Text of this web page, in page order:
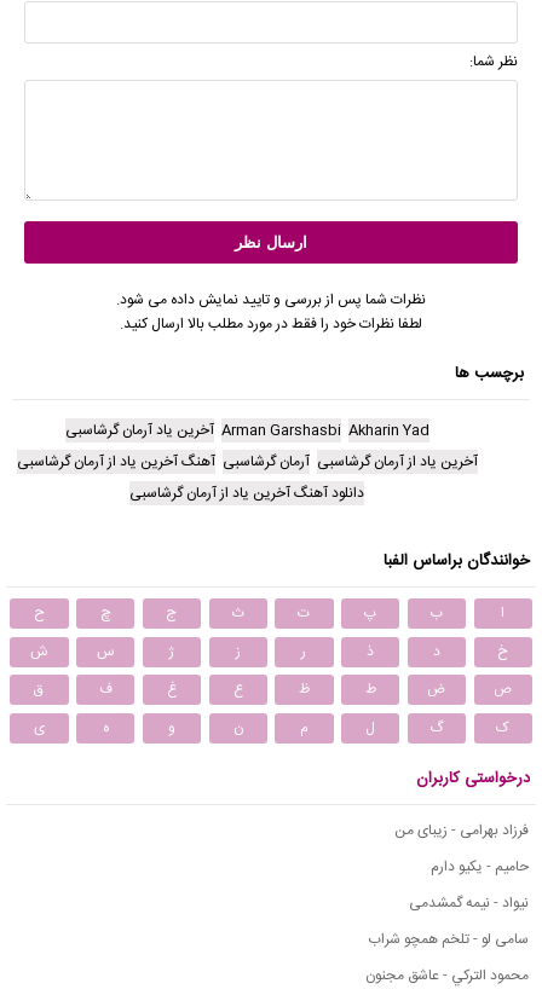
نظر شما:
نظرات شما پس از بررسی و تایید نمایش داده می شود.
لطفا نظرات خود را فقط در مورد مطلب بالا ارسال کنید.
برچسب ها
Akharin Yad
Arman Garshasbi آخرین یاد آرمان گرشاسبی
آخرین یاد از آرمان گرشاسبی آرمان گرشاسبی آهنگ آخرین یاد از آرمان گرشاسبی
دانلود آهنگ آخرین یاد از آرمان گرشاسبی
خوانندگان براساس الفبا
ا ب پ ت ث ج چ
ح
خ
د ذ ر ز ژ س
ش
ص
ض ط ظ ع غ ف
ق
ک
گ ل م ن و ه ی
درخواستی کاربران
فرزاد بهرامی - زیبای من
حامیم - یکیو دارم
نیواد - نیمه گمشدمی
سامی لو - تلخم همچو شراب
محمود التركي - عاشق مجنون